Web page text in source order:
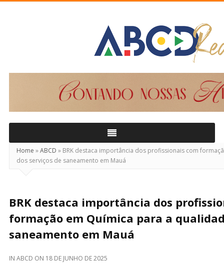
Home »ABCD » BRK destaca importância dos profissionais com
dos serviços de saneamento em Mauá
BRK destaca importância dos
formação em Química para a
saneamento em Mauá
IN ABCD ON 18 DE JUNHO DE 2025